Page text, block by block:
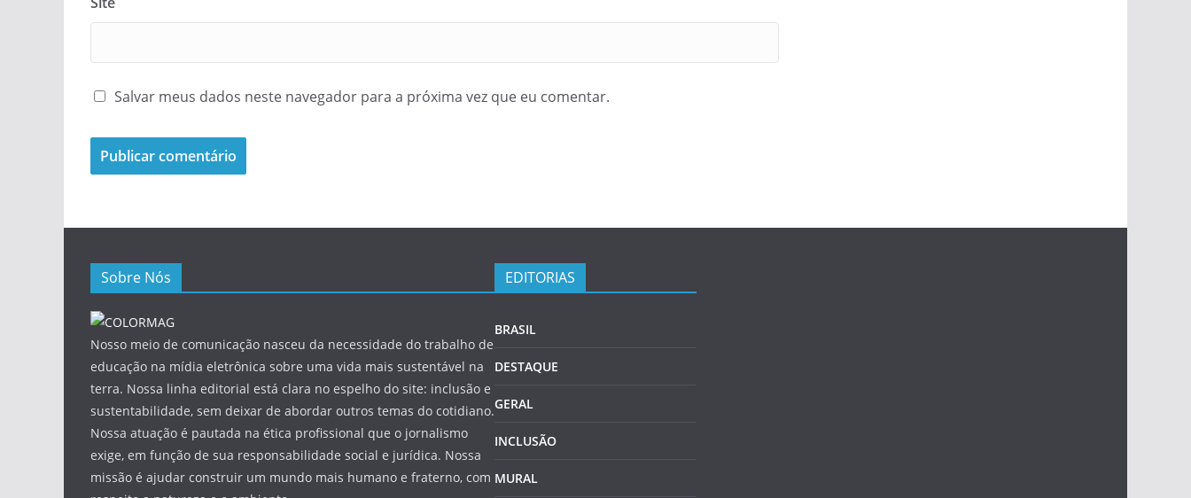
Salvar meus dados neste navegador para a próxima vez que eu comentar.
Sobre Nós
Nosso meio de comunicação nasceu da necessidade do trabalho de
educação na mídia eletrônica sobre uma vida mais sustentável na
terra. Nossa linha editorial está clara no espelho do site: inclusão e
sustentabilidade, sem deixar de abordar outros temas do cotidiano.
Nossa atuação é pautada na ética profissional que o jornalismo
exige, em função de sua responsabilidade social e jurídica. Nossa
missão é ajudar construir um mundo mais humano e fraterno, com
EDITORIAS
BRASIL
DESTAQUE
GERAL
INCLUSÃO
MURAL